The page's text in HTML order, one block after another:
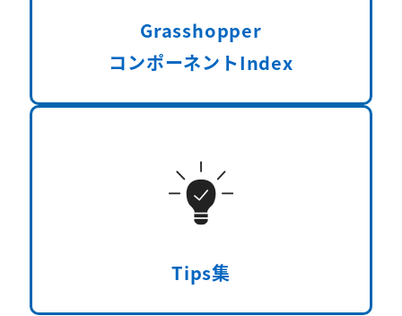
Grasshopper
コンポーネントIndex
Tips集